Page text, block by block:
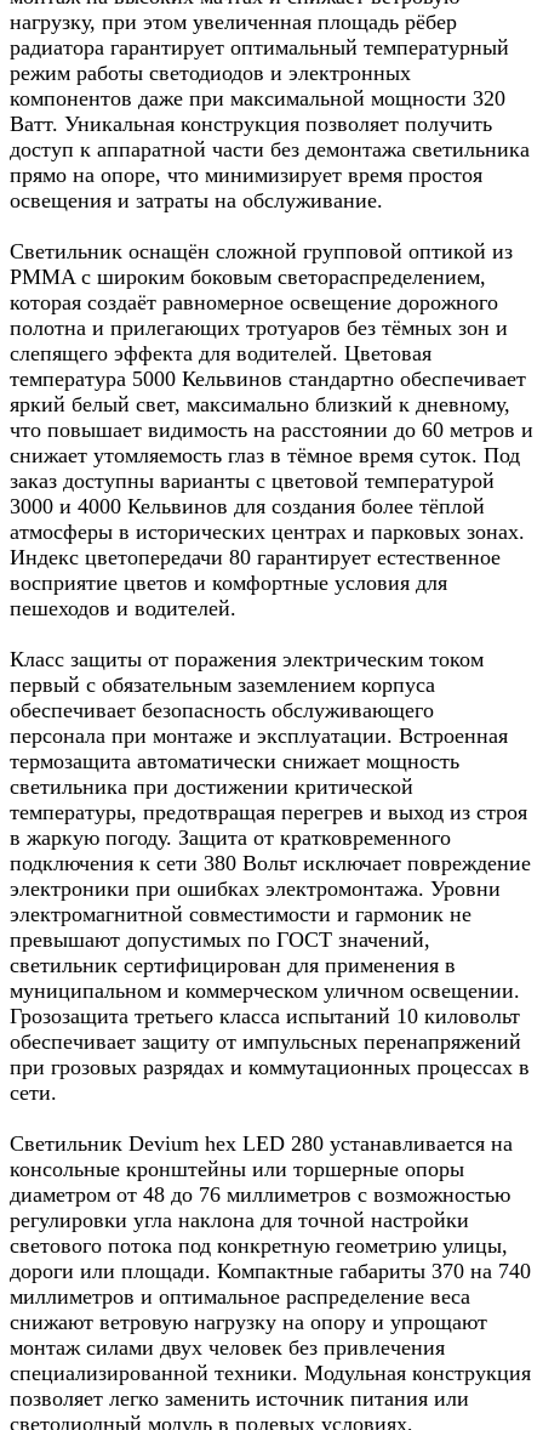
нагрузку, при этом увеличенная площадь рёбер
радиатора гарантирует оптимальный температурный
режим работы светодиодов и электронных
компонентов даже при максимальной мощности 320
Ватт. Уникальная конструкция позволяет получить
доступ к аппаратной части без демонтажа светильника
прямо на опоре, что минимизирует время простоя
освещения и затраты на обслуживание.​
Светильник оснащён сложной групповой оптикой из
PMMA с широким боковым светораспределением,
которая создаёт равномерное освещение дорожного
полотна и прилегающих тротуаров без тёмных зон и
слепящего эффекта для водителей. Цветовая
температура 5000 Кельвинов стандартно обеспечивает
яркий белый свет, максимально близкий к дневному,
что повышает видимость на расстоянии до 60 метров и
снижает утомляемость глаз в тёмное время суток. Под
заказ доступны варианты с цветовой температурой
3000 и 4000 Кельвинов для создания более тёплой
атмосферы в исторических центрах и парковых зонах.
Индекс цветопередачи 80 гарантирует естественное
восприятие цветов и комфортные условия для
пешеходов и водителей.​
Класс защиты от поражения электрическим током
первый с обязательным заземлением корпуса
обеспечивает безопасность обслуживающего
персонала при монтаже и эксплуатации. Встроенная
термозащита автоматически снижает мощность
светильника при достижении критической
температуры, предотвращая перегрев и выход из строя
в жаркую погоду. Защита от кратковременного
подключения к сети 380 Вольт исключает повреждение
электроники при ошибках электромонтажа. Уровни
электромагнитной совместимости и гармоник не
превышают допустимых по ГОСТ значений,
светильник сертифицирован для применения в
муниципальном и коммерческом уличном освещении.
Грозозащита третьего класса испытаний 10 киловольт
обеспечивает защиту от импульсных перенапряжений
при грозовых разрядах и коммутационных процессах в
сети.​
Светильник Devium hex LED 280 устанавливается на
консольные кронштейны или торшерные опоры
диаметром от 48 до 76 миллиметров с возможностью
регулировки угла наклона для точной настройки
светового потока под конкретную геометрию улицы,
дороги или площади. Компактные габариты 370 на 740
миллиметров и оптимальное распределение веса
снижают ветровую нагрузку на опору и упрощают
монтаж силами двух человек без привлечения
специализированной техники. Модульная конструкция
позволяет легко заменить источник питания или
светодиодный модуль в полевых условиях,